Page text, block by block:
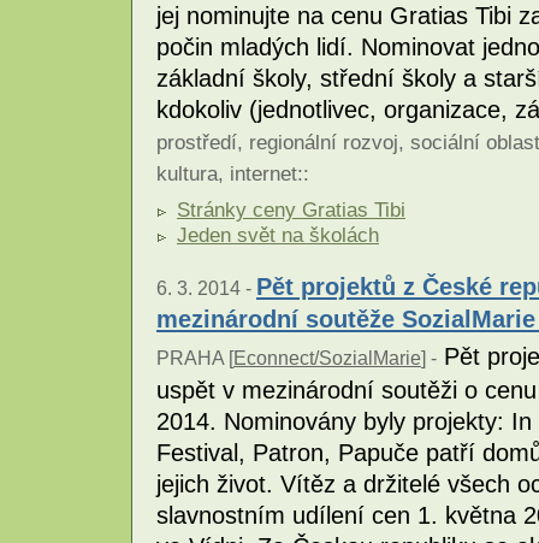
jej nominujte na cenu Gratias Tibi
počin mladých lidí. Nominovat
základní školy, střední školy a
kdokoliv (jednotlivec, organizace,
prostředí, regionální rozvoj, sociální oblast
kultura, internet::
Stránky ceny Gratias Tibi
Jeden svět na školách
6. 3. 2014 - Pět projektů z České
mezinárodní soutěže SozialMarie
PRAHA [Econnect/SozialMarie] - Pět
uspět v mezinárodní soutěži o
2014. Nominovány byly projekty:
Festival, Patron, Papuče patří
jejich život. Vítěz a držitelé všech
slavnostním udílení cen 1. května